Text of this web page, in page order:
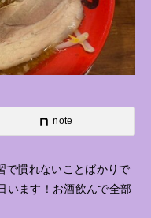
note
で慣れないことばかりで
います！お酒飲んで全部